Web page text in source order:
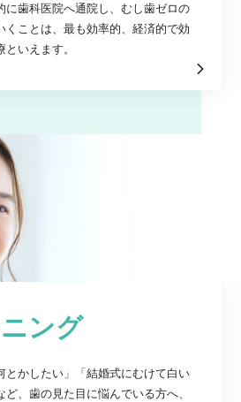
に歯科医院へ通院し、むし歯ゼロの
くことは、最も効率的、経済的で効
いえます。
ング
とかしたい」「結婚式にむけて白い
、歯の見た目に悩んでいる方へ、